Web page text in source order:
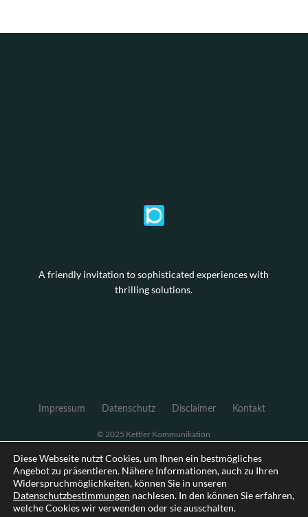
A friendly invitation to sophisticated experiences with
thrilling solutions.
Impressum Datenschutz Disclaimer Kontakt
© 2025 Kettler Kommunikation
Diese Webseite nutzt Cookies, um Ihnen ein bestmögliches
Angebot zu präsentieren. Nähere Informationen, auch zu Ihren
Widerspruchmöglichkeiten, können Sie in unseren
Datenschutzbestimmungen nachlesen. In den können Sie erfahren,
welche Cookies wir verwenden oder sie ausschalten.